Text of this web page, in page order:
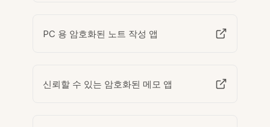
PC 용 암호화된 노트 작성 앱
신뢰할 수 있는 암호화된 메모 앱